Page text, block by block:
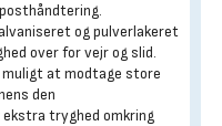
og pulverlakeret
over for vejr og slid.
at modtage store
den
ekstra tryghed omkring